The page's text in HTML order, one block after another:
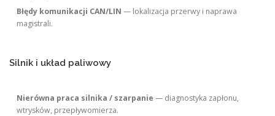
Błędy komunikacji CAN/LIN — lokalizacja przerwy i naprawa
magistrali.
Silnik i układ paliwowy
Nierówna praca silnika / szarpanie — diagnostyka zapłonu,
wtrysków, przepływomierza.